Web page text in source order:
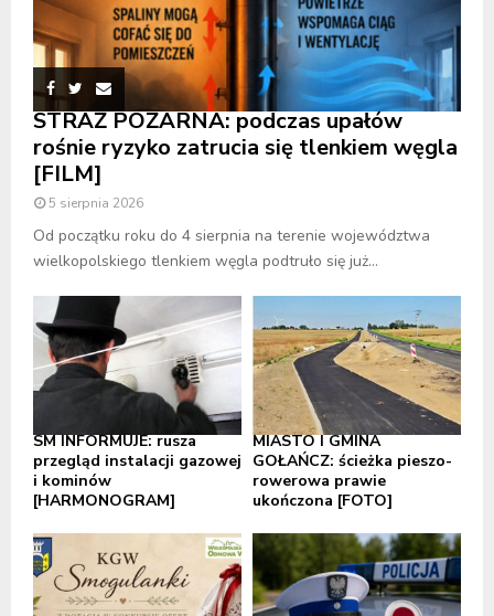
STRAŻ POŻARNA: podczas upałów
rośnie ryzyko zatrucia się tlenkiem węgla
[FILM]
5 sierpnia 2026
Od początku roku do 4 sierpnia na terenie województwa
wielkopolskiego tlenkiem węgla podtruło się już...
SM INFORMUJE: rusza
przegląd instalacji gazowej
i kominów
[HARMONOGRAM]
MIASTO I GMINA
GOŁAŃCZ: ścieżka pieszo-
rowerowa prawie
ukończona [FOTO]